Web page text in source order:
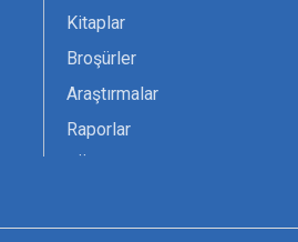
Kitaplar
Broşürler
Araştırmalar
Raporlar
Pankartlar